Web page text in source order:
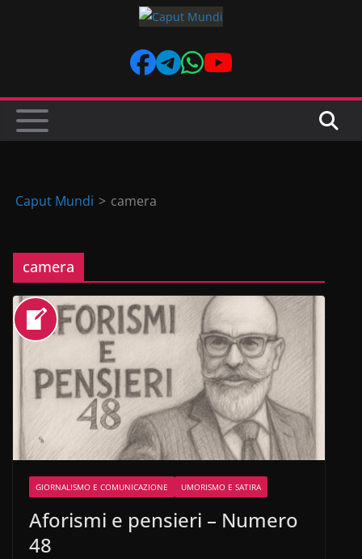
Caput Mundi > camera
camera
GIORNALISMO E COMUNICAZIONE UMORISMO E SATIRA
Aforismi e pensieri – Numero
48